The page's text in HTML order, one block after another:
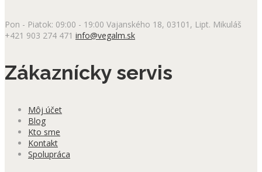
Pon - Piatok: 09:00 - 19:00 Vajanského 18, 03101, Lipt. Mikuláš
+421 903 274 471 info@vegalm.sk
Zákaznícky servis
Môj účet
Blog
Kto sme
Kontakt
Spolupráca